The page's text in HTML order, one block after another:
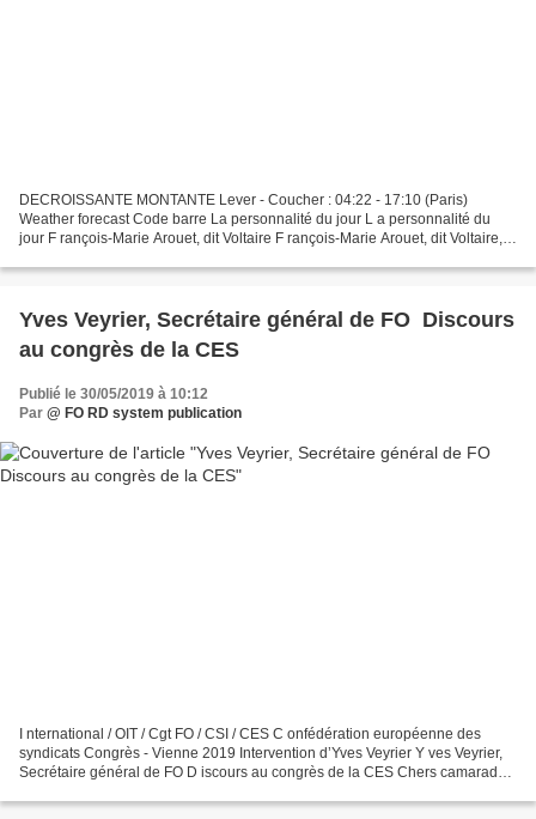
DECROISSANTE MONTANTE Lever - Coucher : 04:22 - 17:10 (Paris)
Weather forecast Code barre La personnalité du jour L a personnalité du
jour F rançois-Marie Arouet, dit Voltaire F rançois-Marie Arouet, dit Voltaire,
Yves Veyrier, Secrétaire général de FO Discours
au congrès de la CES
Publié le 30/05/2019 à 10:12
Par @ FO RD system publication
I nternational / OIT / Cgt FO / CSI / CES C onfédération européenne des
syndicats Congrès - Vienne 2019 Intervention d’Yves Veyrier Y ves Veyrier,
Secrétaire général de FO D iscours au congrès de la CES Chers camarades,